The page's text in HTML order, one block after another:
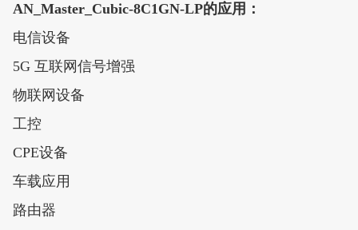
AN_Master_Cubic-8C1GN-LP的应用：
电信设备
5G 互联网信号增强
物联网设备
工控
CPE设备
车载应用
路由器